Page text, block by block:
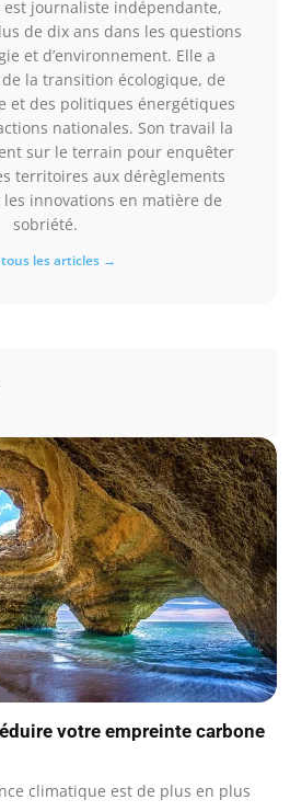
est journaliste indépendante,
de dix ans dans les questions
et d’environnement. Elle a
la transition écologique, de
et des politiques énergétiques
nationales. Son travail la
sur le terrain pour enquêter
territoires aux dérèglements
innovations en matière de
sobriété.
les articles →
votre empreinte carbone
climatique est de plus en plus